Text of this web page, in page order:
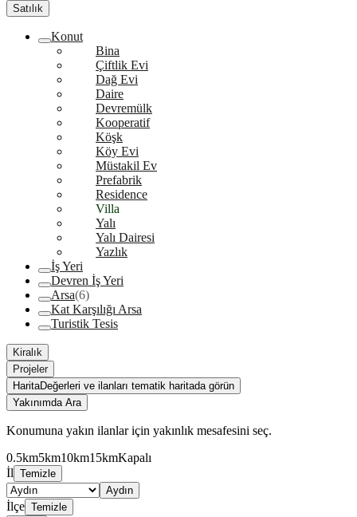
Satılık
Konut
Bina
Çiftlik Evi
Dağ Evi
Daire
Devremülk
Kooperatif
Köşk
Köy Evi
Müstakil Ev
Prefabrik
Residence
Villa
Yalı
Yalı Dairesi
Yazlık
İş Yeri
Devren İş Yeri
Arsa(6)
Kat Karşılığı Arsa
Turistik Tesis
Kiralık
Projeler
HaritaDeğerleri ve ilanları tematik haritada görün
Yakınımda Ara
Konumuna yakın ilanlar için yakınlık mesafesini seç.
0.5km5km10km15kmKapalı
İl Temizle
Aydın
İlçe Temizle